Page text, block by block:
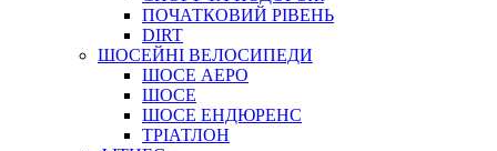
ПОЧАТКОВИЙ РIВЕНЬ
DIRT
ШОСЕЙНІ ВЕЛОСИПЕДИ
ШОСЕ АЕРО
ШОСЕ
ШОСЕ ЕНДЮРЕНС
ТРІАТЛОН